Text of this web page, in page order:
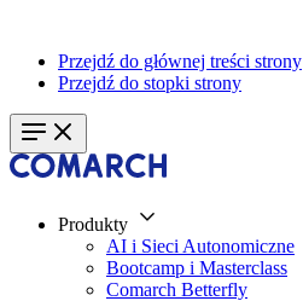
Przejdź do głównej treści strony
Przejdź do stopki strony
Produkty
AI i Sieci Autonomiczne
Bootcamp i Masterclass
Comarch Betterfly